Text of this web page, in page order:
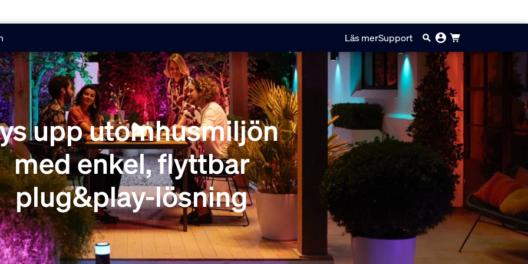
Läs merSupport
upp utomhusmiljön
med enkel, flyttbar
plug&play-lösning